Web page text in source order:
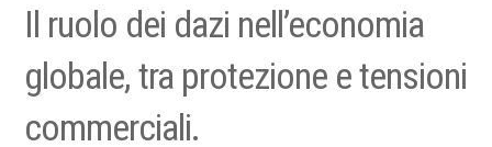
Il ruolo dei dazi nell’economia
globale, tra protezione e tensioni
commerciali.